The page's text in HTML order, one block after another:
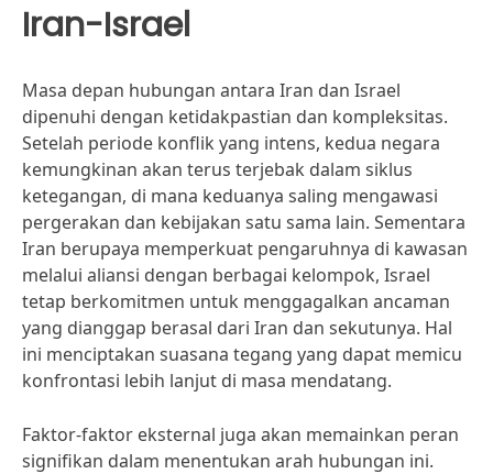
Iran-Israel
Masa depan hubungan antara Iran dan Israel
dipenuhi dengan ketidakpastian dan kompleksitas.
Setelah periode konflik yang intens, kedua negara
kemungkinan akan terus terjebak dalam siklus
ketegangan, di mana keduanya saling mengawasi
pergerakan dan kebijakan satu sama lain. Sementara
Iran berupaya memperkuat pengaruhnya di kawasan
melalui aliansi dengan berbagai kelompok, Israel
tetap berkomitmen untuk menggagalkan ancaman
yang dianggap berasal dari Iran dan sekutunya. Hal
ini menciptakan suasana tegang yang dapat memicu
konfrontasi lebih lanjut di masa mendatang.
Faktor-faktor eksternal juga akan memainkan peran
signifikan dalam menentukan arah hubungan ini.